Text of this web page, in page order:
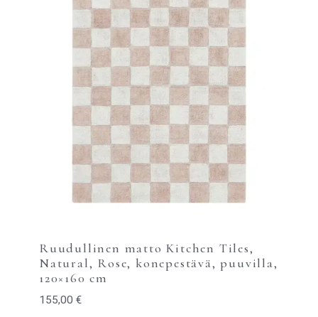
Ruudullinen matto Kitchen Tiles,
Natural, Rose, konepestävä, puuvilla,
120×160 cm
155,00 €